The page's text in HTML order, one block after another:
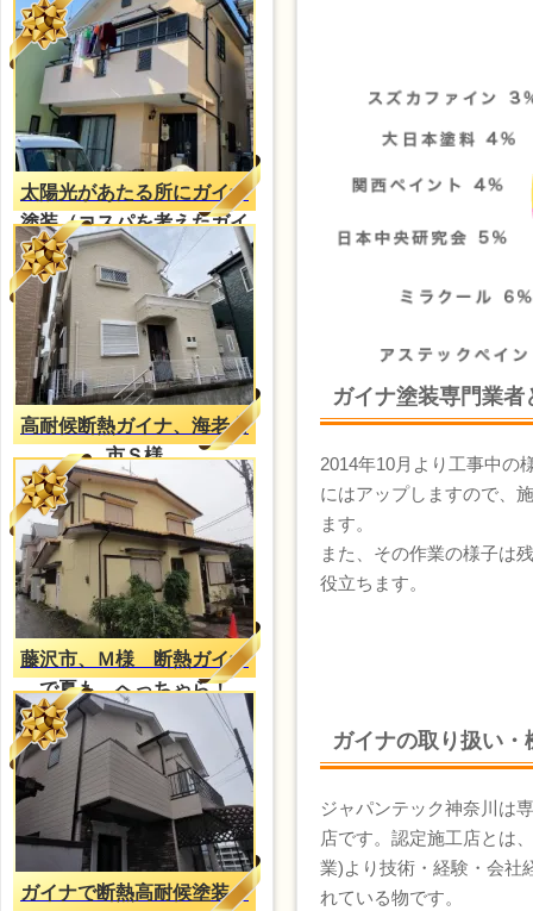
太陽光があたる所にガイナ
塗装（コスパを考えたガイ
ナ塗装）
高耐候断熱ガイナ、海老名
市Ｓ様
藤沢市、Ｍ様 断熱ガイナ
で夏も、へっちゃら！
ガイナで断熱高耐候塗装、
ガイナ塗装専門業
2014年10月より工事中の
にはアップしますので、
ます。
また、その作業の様子は
役立ちます。
ガイナの取り扱い
ジャパンテック神奈川は
店です。認定施工店とは
業)より技術・経験・会社
れている物です。